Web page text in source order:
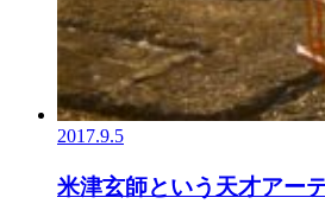
2017.9.5
米津玄師という天才アー